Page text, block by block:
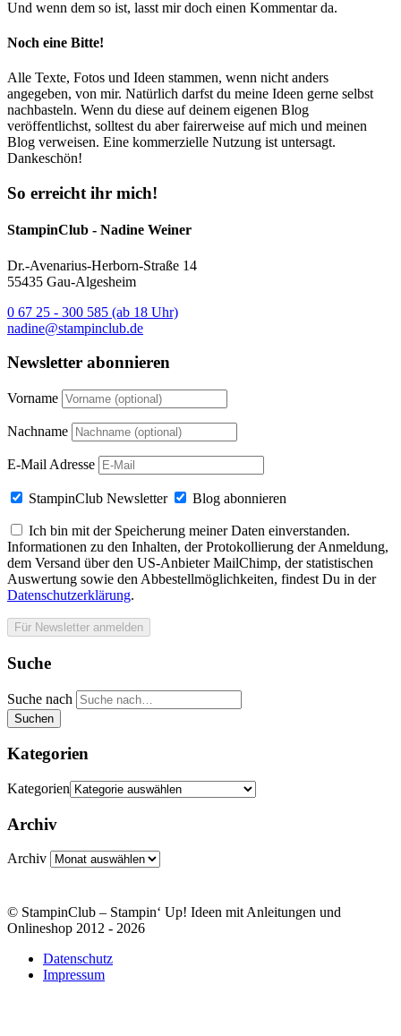
Und wenn dem so ist, lasst mir doch einen Kommentar da.
Noch eine Bitte!
Alle Texte, Fotos und Ideen stammen, wenn nicht anders
angegeben, von mir. Natürlich darfst du meine Ideen gerne selbst
nachbasteln. Wenn du diese auf deinem eigenen Blog
veröffentlichst, solltest du aber fairerweise auf mich und meinen
Blog verweisen. Eine kommerzielle Nutzung ist untersagt.
Dankeschön!
So erreicht ihr mich!
StampinClub - Nadine Weiner
Dr.-Avenarius-Herborn-Straße 14
55435 Gau-Algesheim
0 67 25 - 300 585 (ab 18 Uhr)
nadine@stampinclub.de
Newsletter abonnieren
Vorname
Nachname
E-Mail Adresse
StampinClub Newsletter Blog abonnieren
Ich bin mit der Speicherung meiner Daten einverstanden.
Informationen zu den Inhalten, der Protokollierung der Anmeldung,
dem Versand über den US-Anbieter MailChimp, der statistischen
Auswertung sowie den Abbestellmöglichkeiten, findest Du in der
Datenschutzerklärung.
Suche
Suche nach
Suchen
Kategorien
Kategorien
Archiv
Archiv
© StampinClub – Stampin‘ Up! Ideen mit Anleitungen und
Onlineshop 2012 - 2026
Datenschutz
Impressum